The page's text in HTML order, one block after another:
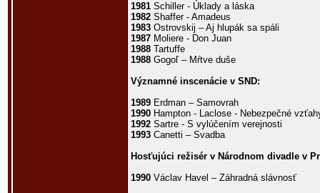
1981 Schiller - Úklady a láska
1982 Shaffer - Amadeus
1983 Ostrovskij – Aj hlupák sa spáli
1987 Moliere - Don Juan
1988 Tartuffe
1988 Gogoľ – Mŕtve duše
Významné inscenácie v SND:
1989 Erdman – Samovrah
1990 Hampton - Laclose - Nebezpečné
1992 Sartre - S vylúčením verejnosti
1993 Canetti – Svadba
Hosťujúci režisér v Národnom divadle v
1990 Václav Havel – Záhradná slávnosť